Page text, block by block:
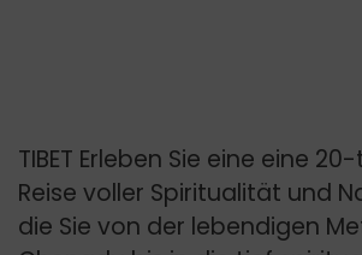
TIBET Erleben Sie eine eine
Reise voller Spiritualität und
die Sie von der lebendigen